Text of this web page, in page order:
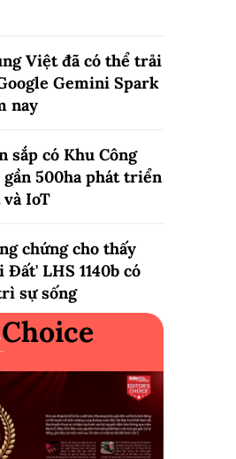
Việt đã có thể trải
Gemini Spark
nay
sắp có Khu Công
gần 500ha phát triển
IoT
chứng cho thấy
LHS 1140b có
sự sống
Choice